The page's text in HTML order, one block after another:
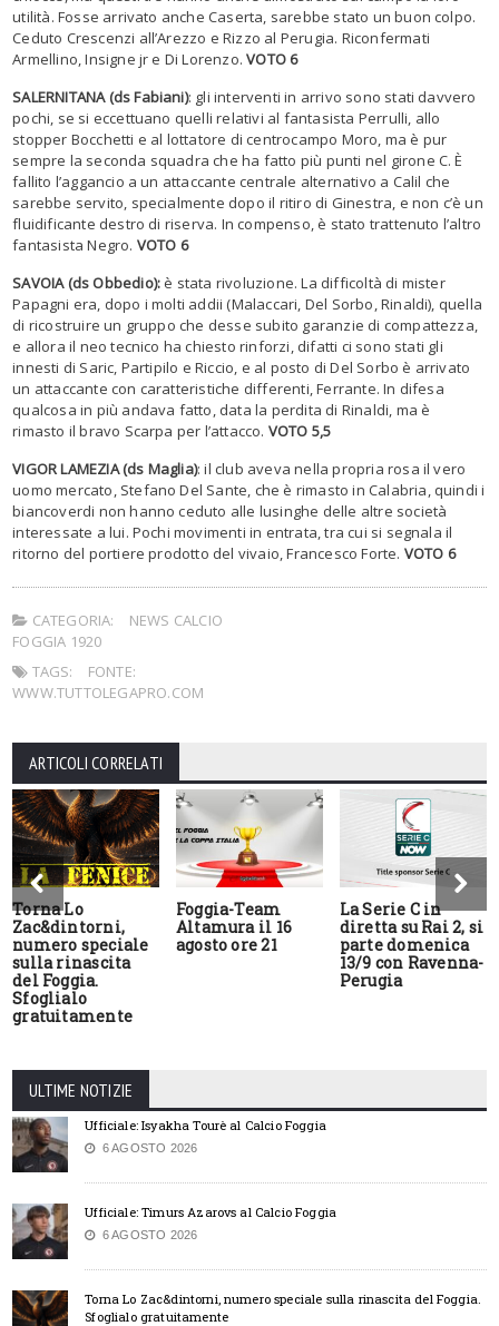
utilità. Fosse arrivato anche Caserta, sarebbe stato un buon colpo.
Ceduto Crescenzi all’Arezzo e Rizzo al Perugia. Riconfermati
Armellino, Insigne jr e Di Lorenzo.VOTO 6
SALERNITANA (ds Fabiani): gli interventi in arrivo sono stati davvero
pochi, se si eccettuano quelli relativi al fantasista Perrulli, allo
stopper Bocchetti e al lottatore di centrocampo Moro, ma è pur
sempre la seconda squadra che ha fatto più punti nel girone C. È
fallito l’aggancio a un attaccante centrale alternativo a Calil che
sarebbe servito, specialmente dopo il ritiro di Ginestra, e non c’è un
fluidificante destro di riserva. In compenso, è stato trattenuto l’altro
fantasista Negro. VOTO 6
SAVOIA (ds Obbedio): è stata rivoluzione. La difficoltà di mister
Papagni era, dopo i molti addii (Malaccari, Del Sorbo, Rinaldi), quella
di ricostruire un gruppo che desse subito garanzie di compattezza,
e allora il neo tecnico ha chiesto rinforzi, difatti ci sono stati gli
innesti di Saric, Partipilo e Riccio, e al posto di Del Sorbo è arrivato
un attaccante con caratteristiche differenti, Ferrante. In difesa
qualcosa in più andava fatto, data la perdita di Rinaldi, ma è
rimasto il bravo Scarpa per l’attacco. VOTO 5,5
VIGOR LAMEZIA (ds Maglia): il club aveva nella propria rosa il vero
uomo mercato, Stefano Del Sante, che è rimasto in Calabria, quindi i
biancoverdi non hanno ceduto alle lusinghe delle altre società
interessate a lui. Pochi movimenti in entrata, tra cui si segnala il
ritorno del portiere prodotto del vivaio, Francesco Forte. VOTO 6
CATEGORIA:
NEWS CALCIO
FOGGIA 1920
TAGS:
FONTE:
WWW.TUTTOLEGAPRO.COM
ARTICOLI CORRELATI
Torna Lo
Zac&dintorni,
numero speciale
sulla rinascita
del Foggia.
Sfoglialo
gratuitamente
Foggia-Team
Altamura il 16
agosto ore 21
La Serie C in
diretta su Rai 2, si
parte domenica
13/9 con Ravenna-
Perugia
ULTIME NOTIZIE
Ufficiale: Isyakha Tourè al Calcio Foggia
6 AGOSTO 2026
Ufficiale: Timurs Azarovs al Calcio Foggia
6 AGOSTO 2026
Torna Lo Zac&dintorni, numero speciale sulla rinascita del Foggia.
Sfoglialo gratuitamente